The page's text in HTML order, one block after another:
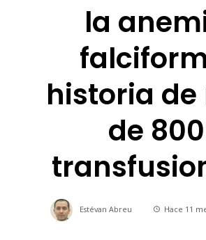
la
historia de
de 800
Estévan Abreu Hace 11